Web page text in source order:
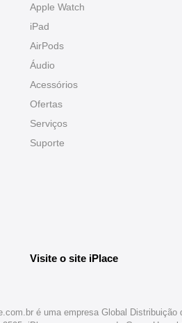
Apple Watch
iPad
AirPods
Áudio
Acessórios
Ofertas
Serviços
Suporte
Visite o site iPlace
é uma empresa Global Distribuição